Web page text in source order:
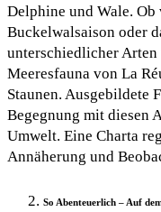
Delphine und Wale. Ob
Buckelwalsaison oder
unterschiedlicher
Meeresfauna von La
Staunen. Ausgebildete
Begegnung mit diesen
Umwelt. Eine Charta
Annäherung und
So Abenteuerlich – Auf